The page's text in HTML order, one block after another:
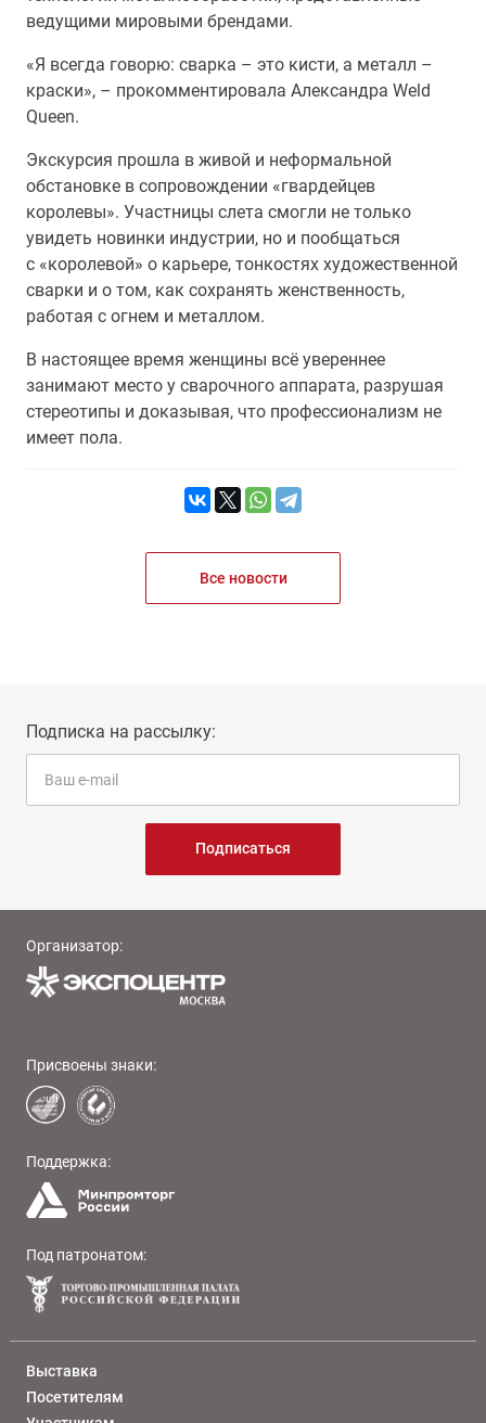
ведущими мировыми брендами.
«Я всегда говорю: сварка – это кисти, а металл –
краски», – прокомментировала Александра Weld
Queen.
Экскурсия прошла в живой и неформальной
обстановке в сопровождении «гвардейцев
королевы». Участницы слета смогли не только
увидеть новинки индустрии, но и пообщаться
с «королевой» о карьере, тонкостях художественной
сварки и о том, как сохранять женственность,
работая с огнем и металлом.
В настоящее время женщины всё увереннее
занимают место у сварочного аппарата, разрушая
стереотипы и доказывая, что профессионализм не
имеет пола.
Все новости
Подписка на рассылку:
Подписаться
Организатор:
Присвоены знаки:
Поддержка:
Под патронатом:
Выставка
Посетителям